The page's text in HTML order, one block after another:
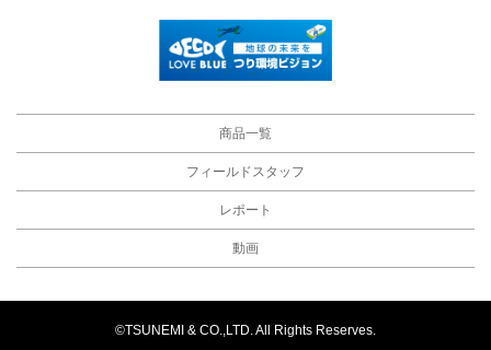
商品一覧
フィールドスタッフ
レポート
動画
©TSUNEMI & CO.,LTD. All Rights Reserves.